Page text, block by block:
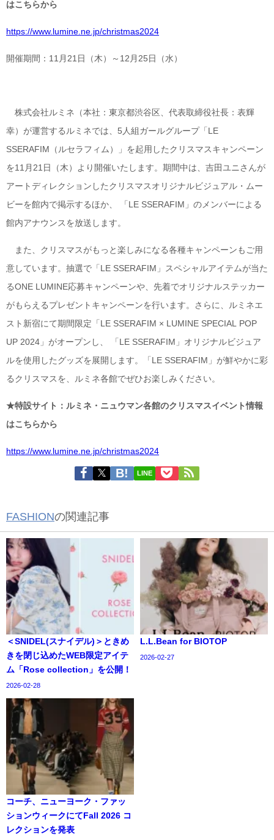
はこちらから
https://www.lumine.ne.jp/christmas2024
開催期間：11月21日（木）～12月25日（水）
株式会社ルミネ（本社：東京都渋谷区、代表取締役社長：表輝
幸）が運営するルミネでは、5人組ガールグループ「LE
SSERAFIM（ルセラフィム）」を起用したクリスマスキャンペーン
を11月21日（木）より開催いたします。期間中は、吉田ユニさんが
アートディレクションしたクリスマスオリジナルビジュアル・ムー
ビーを館内で掲示するほか、 「LE SSERAFIM」のメンバーによる
館内アナウンスを放送します。
また、クリスマスがもっと楽しみになる各種キャンペーンもご用
意しています。抽選で「LE SSERAFIM」スペシャルアイテムが当た
るONE LUMINE応募キャンペーンや、先着でオリジナルステッカー
がもらえるプレゼントキャンペーンを行います。さらに、ルミネエ
スト新宿にて期間限定「LE SSERAFIM × LUMINE SPECIAL POP
UP 2024」がオープンし、 「LE SSERAFIM」オリジナルビジュア
ルを使用したグッズを展開します。「LE SSERAFIM」が鮮やかに彩
るクリスマスを、ルミネ各館でぜひお楽しみください。
★特設サイト：ルミネ・ニュウマン各館のクリスマスイベント情報
はこちらから
https://www.lumine.ne.jp/christmas2024
LINE
FASHIONの関連記事
＜SNIDEL(スナイデル)＞ときめ
きを閉じ込めたWEB限定アイテ
ム「Rose collection」を公開！
2026-02-28
L.L.Bean for BIOTOP
2026-02-27
コーチ、ニューヨーク・ファッ
ションウィークにてFall 2026 コ
レクションを発表